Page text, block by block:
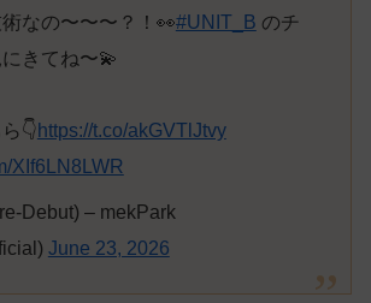
なの〜〜〜？！👀#UNIT_B のチ
きてね〜💫
👇 https://t.co/akGVTlJtvy
XIf6LN8LWR
Debut) – mekPark
June 23, 2026